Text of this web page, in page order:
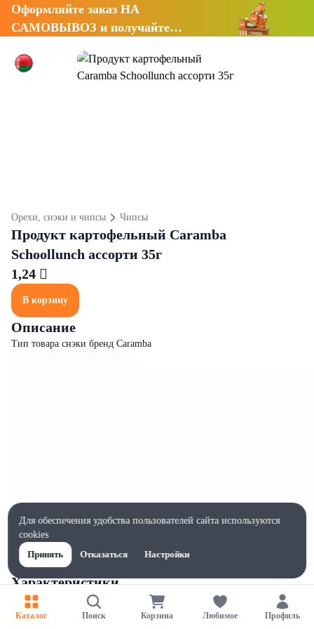
Оформляйте заказ НА
САМОВЫВОЗ и получайте
Орехи, снэки и чипсы Чипсы
Продукт картофельный Caramba
Schoollunch ассорти 35г
1,24 
В корзину
Описание
Тип товара снэки бренд Caramba
Характеристики
Ширина, мм
140
Каталог Поиск Корзина Любимое Профиль
Для обеспечения удобства пользователей сайта используются
cookies
Принять
Отказаться Настройки